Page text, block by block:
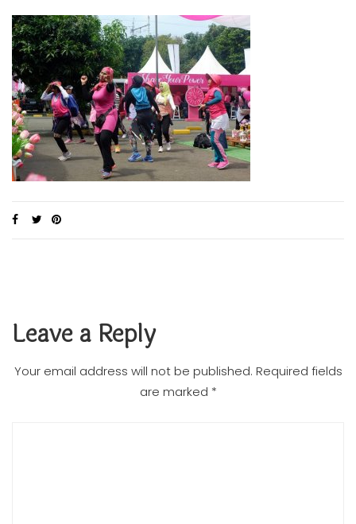
Leave a Reply
Your email address will not be published. Required fields
are marked *